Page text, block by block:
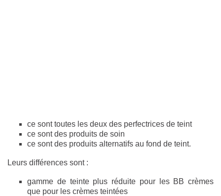
ce sont toutes les deux des perfectrices de teint
ce sont des produits de soin
ce sont des produits alternatifs au fond de teint.
Leurs différences sont :
gamme de teinte plus réduite pour les BB crèmes
que pour les crèmes teintées